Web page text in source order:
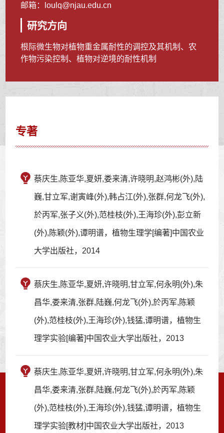
邮箱： loulq@njau.edu.cn
研究方向
根际微生物对植物重金属耐性的调控及其机制、农
作物污染控制、植物对逆境的耐性机制
专著
蔡庆生,陈亚华,夏妍,娄来清,许晓明,赵鸿彬(外),陆
巍,甘立军,谢寅峰(外),韩占江(外),张群,何龙飞(外),
於丙军,张子义(外),范桂枝(外),王海珍(外),彭立新
(外),陈颖(外),谭明谱，植物生理学[编著]中国农业
大学出版社，2014
蔡庆生,陈亚华,夏妍,许晓明,甘立军,何永明(外),朱
昌华,娄来清,张群,陆巍,何龙飞(外),於丙军,陈颖
(外),范桂枝(外),王海珍(外),钱猛,谭明谱，植物生
理学实验[编著]中国农业大学出版社，2013
蔡庆生,陈亚华,夏妍,许晓明,甘立军,何永明(外),朱
昌华,娄来清,张群,陆巍,何龙飞(外),於丙军,陈颖
(外),范桂枝(外),王海珍(外),钱猛,谭明谱，植物生
理学实验[教材]中国农业大学出版社，2013